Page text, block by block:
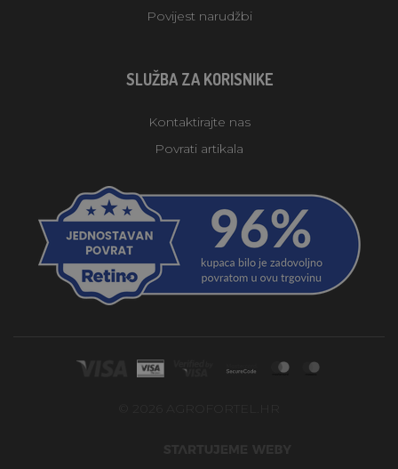
Povijest narudžbi
SLUŽBA ZA KORISNIKE
Kontaktirajte nas
Povrati artikala